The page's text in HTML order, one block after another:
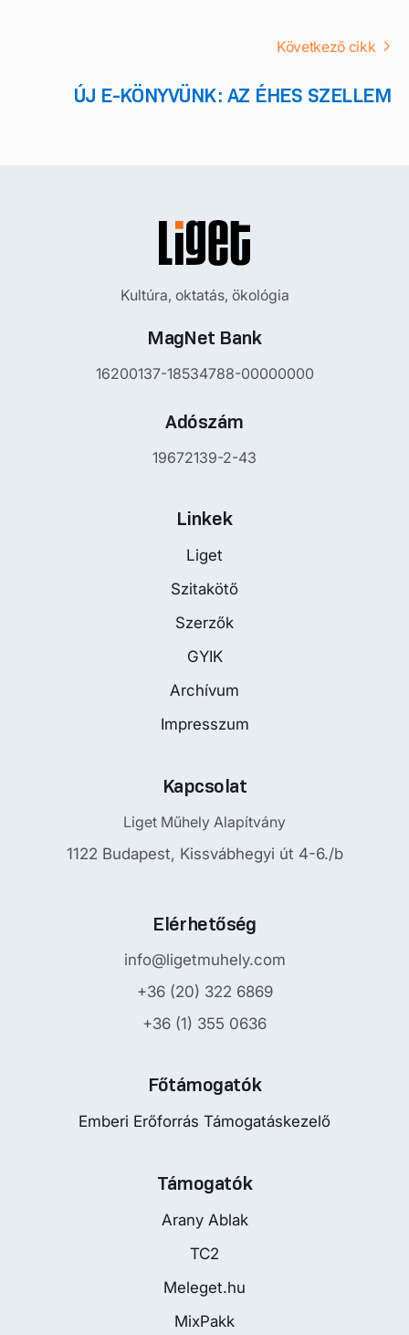
Következő cikk
ÚJ E-KÖNYVÜNK: AZ ÉHES SZELLEM
Kultúra, oktatás, ökológia
MagNet Bank
16200137-18534788-00000000
Adószám
19672139-2-43
Linkek
Liget
Szitakötő
Szerzők
GYIK
Archívum
Impresszum
Kapcsolat
Liget Műhely Alapítvány
1122 Budapest, Kissvábhegyi út 4-6./b
Elérhetőség
info@ligetmuhely.com
+36 (20) 322 6869
+36 (1) 355 0636
Főtámogatók
Emberi Erőforrás Támogatáskezelő
Támogatók
Arany Ablak
TC2
Meleget.hu
MixPakk